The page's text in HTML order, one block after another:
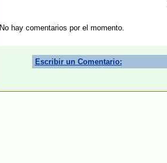
No hay comentarios por el momento.
Escribir un Comentario: